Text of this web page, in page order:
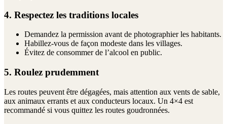
4. Respectez les traditions locales
Demandez la permission avant de photographier les habitants.
Habillez-vous de façon modeste dans les villages.
Évitez de consommer de l’alcool en public.
5. Roulez prudemment
Les routes peuvent être dégagées, mais attention aux vents de sable,
aux animaux errants et aux conducteurs locaux. Un 4×4 est
recommandé si vous quittez les routes goudronnées.